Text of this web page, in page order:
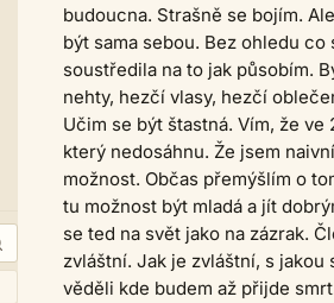
budoucna. Strašně se bojím.
být sama sebou. Bez ohledu
soustředila na to jak působím.
nehty, hezčí vlasy, hezčí
Učim se být štastná. Vím, že
který nedosáhnu. Že jsem
možnost. Občas přemýšlím o
tu možnost být mladá a jít
se ted na svět jako na zázrak.
zvláštní. Jak je zvláštní, s
věděli kde budem až přijde